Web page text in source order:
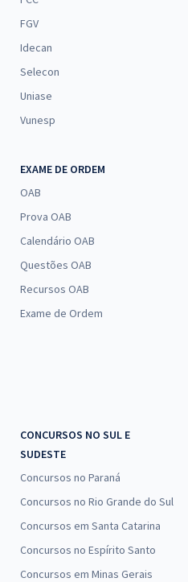
FGV
Idecan
Selecon
Uniase
Vunesp
EXAME DE ORDEM
OAB
Prova OAB
Calendário OAB
Questões OAB
Recursos OAB
Exame de Ordem
CONCURSOS NO SUL E
SUDESTE
Concursos no Paraná
Concursos no Rio Grande do Sul
Concursos em Santa Catarina
Concursos no Espírito Santo
Concursos em Minas Gerais